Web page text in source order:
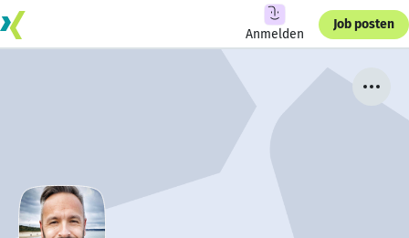
Anmelden
Job posten